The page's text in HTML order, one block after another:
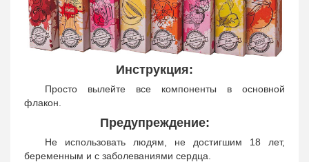
Инструкция:
Просто вылейте все компоненты в основной
флакон.
Предупреждение:
Не использовать людям, не достигшим 18 лет,
беременным и с заболеваниями сердца.